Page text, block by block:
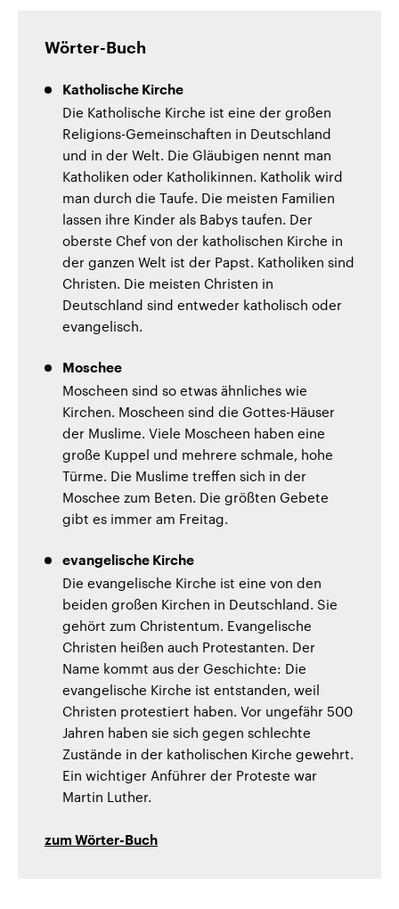
Wörter-Buch
Katholische Kirche
Die Katholische Kirche ist eine der großen
Religions-Gemeinschaften in Deutschland
und in der Welt. Die Gläubigen nennt man
Katholiken oder Katholikinnen. Katholik wird
man durch die Taufe. Die meisten Familien
lassen ihre Kinder als Babys taufen. Der
oberste Chef von der katholischen Kirche in
der ganzen Welt ist der Papst. Katholiken sind
Christen. Die meisten Christen in
Deutschland sind entweder katholisch oder
evangelisch.
Moschee
Moscheen sind so etwas ähnliches wie
Kirchen. Moscheen sind die Gottes-Häuser
der Muslime. Viele Moscheen haben eine
große Kuppel und mehrere schmale, hohe
Türme. Die Muslime treffen sich in der
Moschee zum Beten. Die größten Gebete
gibt es immer am Freitag.
evangelische Kirche
Die evangelische Kirche ist eine von den
beiden großen Kirchen in Deutschland. Sie
gehört zum Christentum. Evangelische
Christen heißen auch Protestanten. Der
Name kommt aus der Geschichte: Die
evangelische Kirche ist entstanden, weil
Christen protestiert haben. Vor ungefähr 500
Jahren haben sie sich gegen schlechte
Zustände in der katholischen Kirche gewehrt.
Ein wichtiger Anführer der Proteste war
Martin Luther.
zum Wörter-Buch